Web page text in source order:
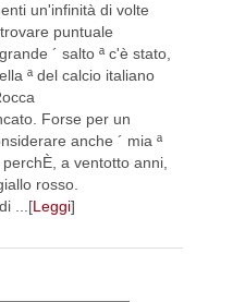
un'infinità di volte
puntuale
´ salto ª c'è stato,
ª del calcio italiano
Forse per un
anche ´ mia ª
a ventotto anni,
rosso.
...[Leggi]